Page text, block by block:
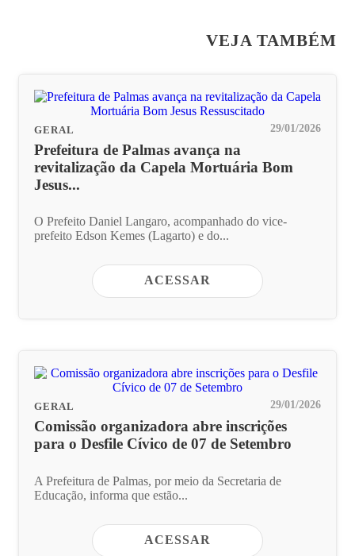
VEJA TAMBÉM
GERAL 29/01/2026
Prefeitura de Palmas avança na
revitalização da Capela Mortuária Bom
Jesus...
O Prefeito Daniel Langaro, acompanhado do vice-
prefeito Edson Kemes (Lagarto) e do...
ACESSAR
GERAL 29/01/2026
Comissão organizadora abre inscrições
para o Desfile Cívico de 07 de Setembro
A Prefeitura de Palmas, por meio da Secretaria de
Educação, informa que estão...
ACESSAR